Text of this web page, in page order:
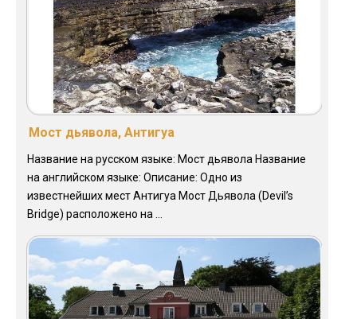
Мост дьявола, Антигуа
Название на русском языке: Мост дьявола Название
на английском языке: Описание: Одно из
известнейших мест Антигуа Мост Дьявола (Devil’s
Bridge) расположено на ...